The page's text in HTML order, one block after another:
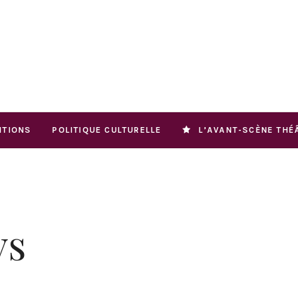
POLITIQUE CULTURELLE L’AVANT-SCÈNE